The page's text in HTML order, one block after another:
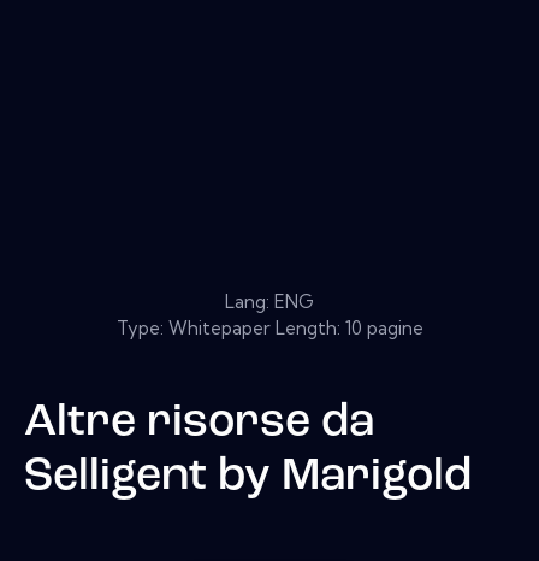
Lang: ENG
Type: Whitepaper Length: 10 pagine
Altre risorse da
Selligent by Marigold